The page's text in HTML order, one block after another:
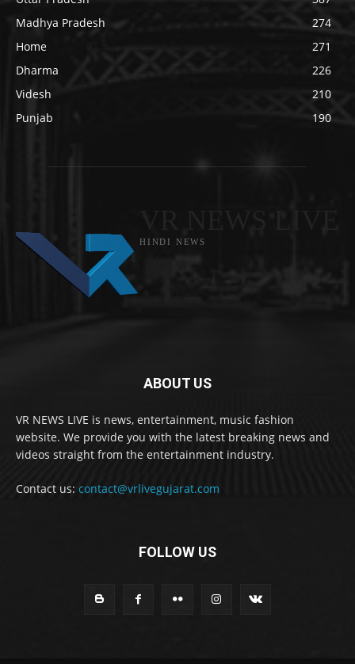
Madhya Pradesh
274
Home
271
Dharma
226
Videsh
210
Punjab
190
HINDI NEWS
ABOUT US
VR NEWS LIVE is news, entertainment, music fashion
website. We provide you with the latest breaking news and
videos straight from the entertainment industry.
Contact us: contact@vrlivegujarat.com
FOLLOW US